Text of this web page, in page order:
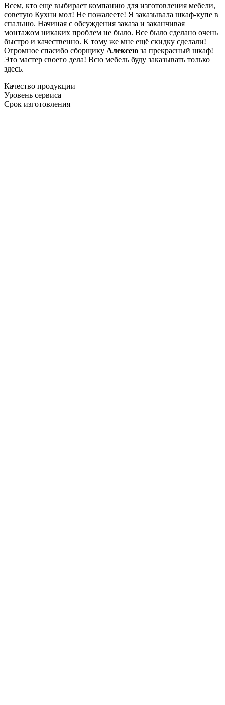
Всем, кто еще выбирает компанию для изготовления мебели,
советую Кухни мол! Не пожалеете! Я заказывала шкаф-купе в
спальню. Начиная с обсуждения заказа и заканчивая
монтажом никаких проблем не было. Все было сделано очень
быстро и качественно. К тому же мне ещё скидку сделали!
Огромное спасибо сборщику Алексею за прекрасный шкаф!
Это мастер своего дела! Всю мебель буду заказывать только
здесь.
Качество продукции
Уровень сервиса
Срок изготовления